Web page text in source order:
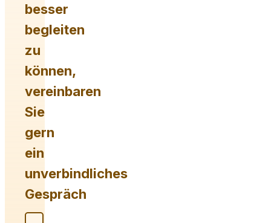
besser
begleiten
zu
können,
vereinbaren
Sie
gern
ein
unverbindliches
Gespräch